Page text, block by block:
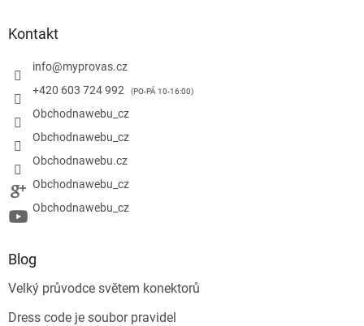
Kontakt
info@myprovas.cz
+420 603 724 992
Obchodnawebu_cz
Obchodnawebu_cz
Obchodnawebu.cz
Obchodnawebu_cz
Obchodnawebu_cz
Blog
Velký průvodce světem konektorů
Dress code je soubor pravidel